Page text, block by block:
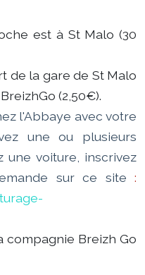
est à St Malo (30
de la gare de St Malo
(2,50€).
l'Abbaye avec votre
une ou plusieurs
une voiture, inscrivez
sur ce site :
compagnie Breizh Go